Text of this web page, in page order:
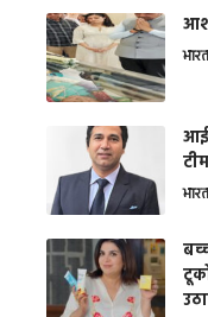
भारत
टीम
भारत